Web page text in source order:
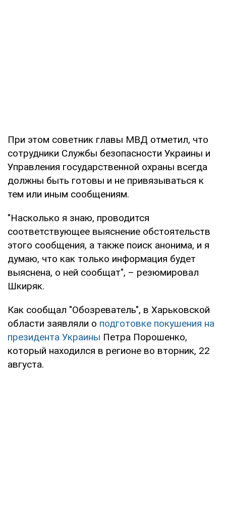
При этом советник главы МВД отметил, что
сотрудники Службы безопасности Украины и
Управления государственной охраны всегда
должны быть готовы и не привязываться к
тем или иным сообщениям.
"Насколько я знаю, проводится
соответствующее выяснение обстоятельств
этого сообщения, а также поиск анонима, и я
думаю, что как только информация будет
выяснена, о ней сообщат", – резюмировал
Шкиряк.
Как сообщал "Обозреватель", в Харьковской
области заявляли о подготовке покушения на
президента Украины Петра Порошенко,
который находился в регионе во вторник, 22
августа.